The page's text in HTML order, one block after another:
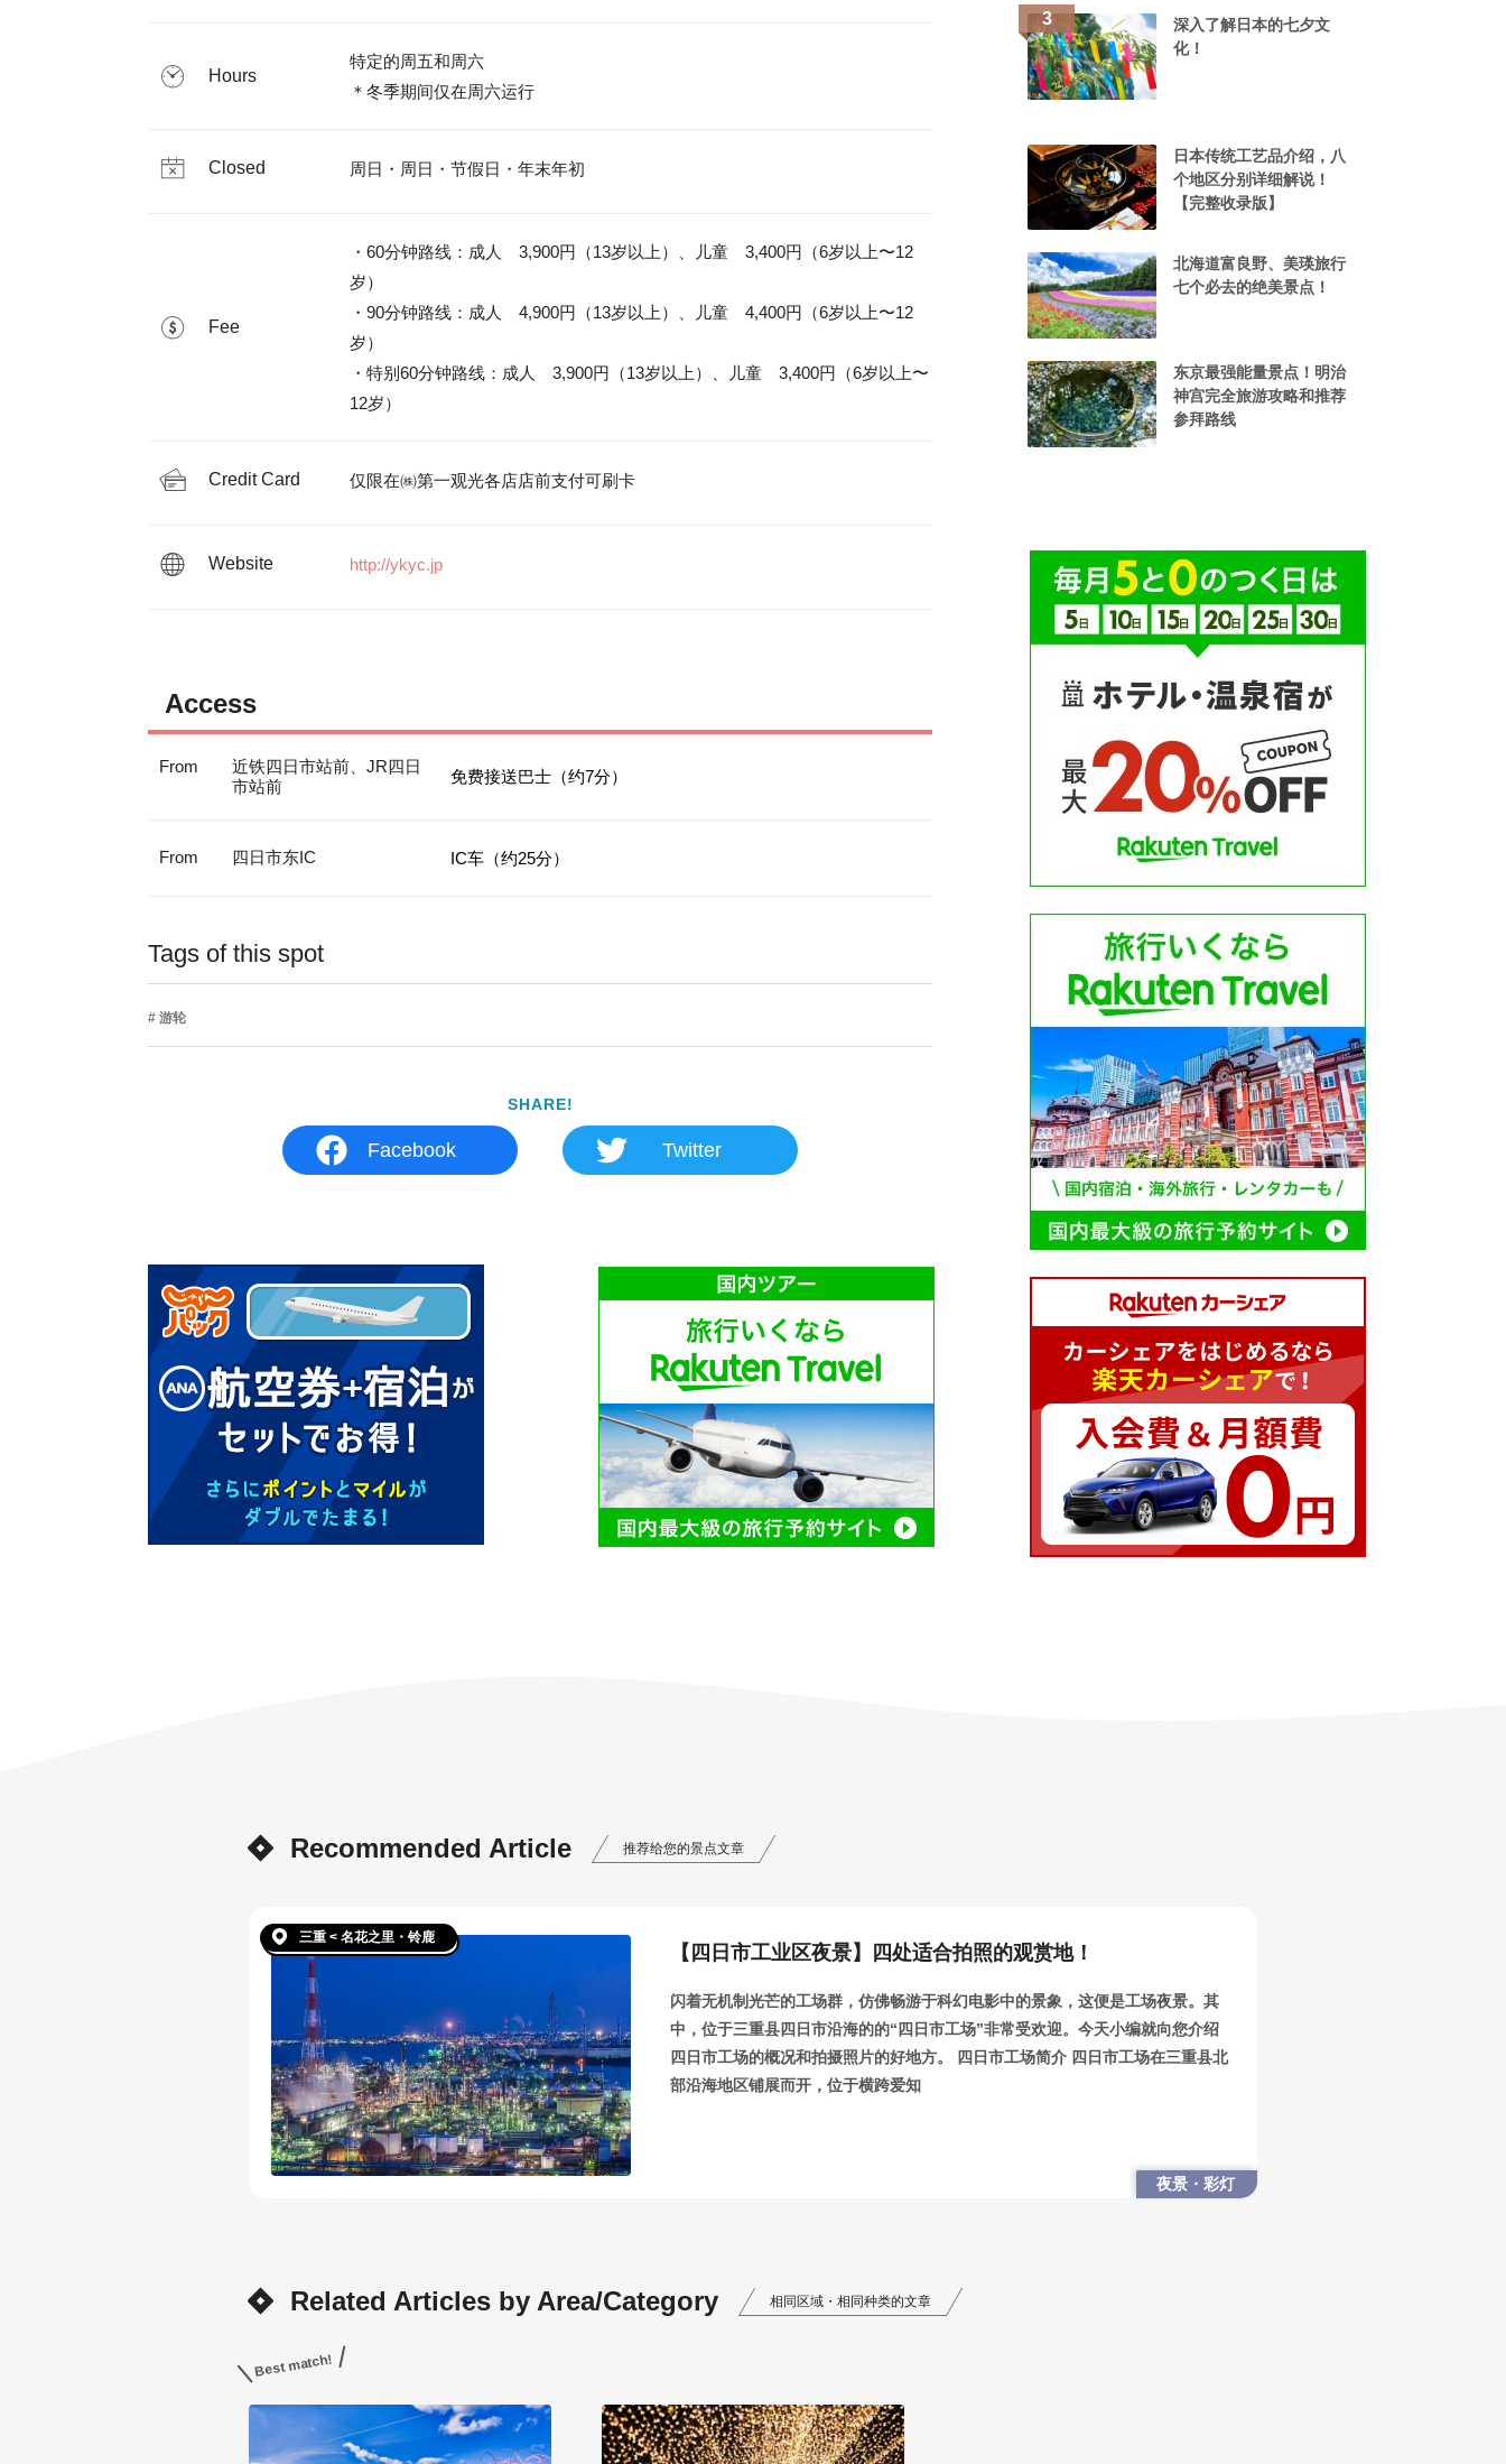
Hours
特定的周五和周六
Closed 周日・周日・节假日・年末年初
Fee
・60分钟路线：成人　3,900円（13岁以上）、儿童　3,400円（6岁以上〜12
岁）
・90分钟路线：成人　4,900円（13岁以上）、儿童　4,400円（6岁以上〜12
岁）
・特别60分钟路线：成人　3,900円（13岁以上）、儿童　3,400円（6岁以上〜
Credit Card 仅限在㈱第一观光各店店前支付可刷卡
Website http://ykyc.jp
Access
From
近铁四日市站前、JR四日
市站前
免费接送巴士（约7分）
From 四日市东IC IC车（约25分）
Tags of this spot
游轮
SHARE!
Facebook Twitter
深入了解日本的七夕文
化！
日本传统工艺品介绍，八
个地区分别详细解说！
【完整收录版】
北海道富良野、美瑛旅行
七个必去的绝美景点！
东京最强能量景点！明治
神宫完全旅游攻略和推荐
参拜路线
Recommended Article 推荐给您的景点文章
三重 < 名花之里・铃鹿
【四日市工业区夜景】四处适合拍照的观赏地！
闪着无机制光芒的工场群，仿佛畅游于科幻电影中的景象，这便是工场夜景。其
中，位于三重县四日市沿海的的“四日市工场”非常受欢迎。今天小编就向您介绍
四日市工场的概况和拍摄照片的好地方。 四日市工场简介 四日市工场在三重县北
部沿海地区铺展而开，位于横跨爱知
夜景・彩灯
Related Articles by Area/Category 相同区域・相同种类的文章
Best match!